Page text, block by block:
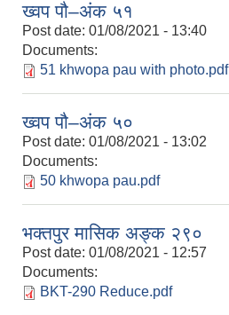
ख्वप पौ–अंक ५१
Post date: 01/08/2021 - 13:40
Documents:
51 khwopa pau with photo.pdf
ख्वप पौ–अंक ५०
Post date: 01/08/2021 - 13:02
Documents:
50 khwopa pau.pdf
भक्तपुर मासिक अङ्क २९०
Post date: 01/08/2021 - 12:57
Documents:
BKT-290 Reduce.pdf